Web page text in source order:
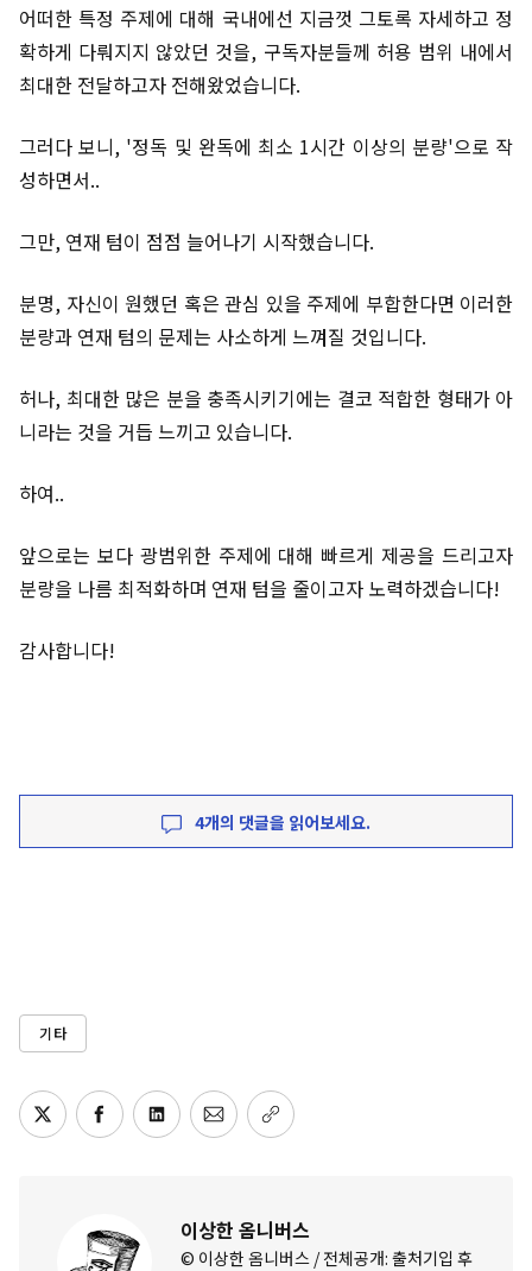
어떠한 특정 주제에 대해 국내에선 지금껏 그토록 자세하고 정
확하게 다뤄지지 않았던 것을, 구독자분들께 허용 범위 내에서
최대한 전달하고자 전해왔었습니다.
그러다 보니, '정독 및 완독에 최소 1시간 이상의 분량'으로 작
성하면서..
그만, 연재 텀이 점점 늘어나기 시작했습니다.
분명, 자신이 원했던 혹은 관심 있을 주제에 부합한다면 이러한
분량과 연재 텀의 문제는 사소하게 느껴질 것입니다.
허나, 최대한 많은 분을 충족시키기에는 결코 적합한 형태가 아
니라는 것을 거듭 느끼고 있습니다.
하여..
앞으로는 보다 광범위한 주제에 대해 빠르게 제공을 드리고자
분량을 나름 최적화하며 연재 텀을 줄이고자 노력하겠습니다!
감사합니다!
4개의 댓글을 읽어보세요.
기타
이상한 옴니버스
© 이상한 옴니버스 / 전체공개: 출처기입 후